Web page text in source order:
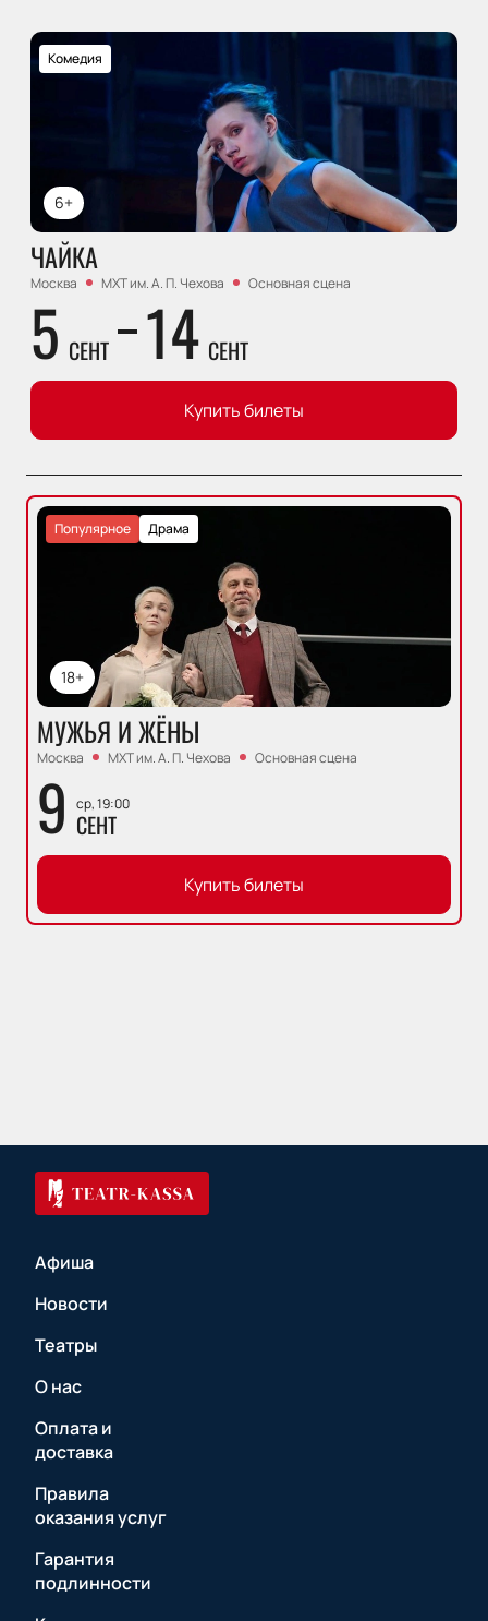
6+
Комедия
ЧАЙКА
Москва МХТ им. А. П. Чехова Основная сцена
5 СЕНТ 14 СЕНТ
Купить билеты
18+
Драма
Популярное
МУЖЬЯ И ЖЁНЫ
Москва МХТ им. А. П. Чехова Основная сцена
9 ср, 19:00
СЕНТ
Купить билеты
Афиша
Новости
Театры
О нас
Оплата и
доставка
Правила
оказания услуг
Гарантия
подлинности